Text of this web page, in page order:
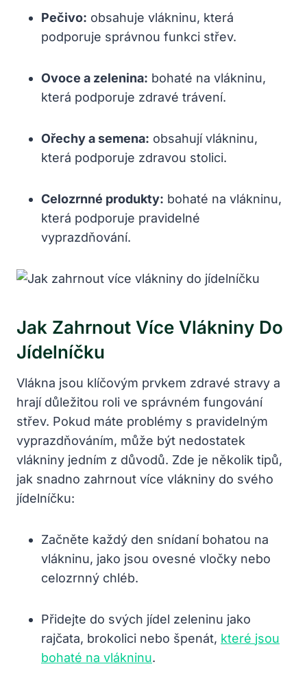
Pečivo: obsahuje vlákninu, která
podporuje správnou funkci střev.
Ovoce a zelenina: bohaté na vlákninu,
která podporuje zdravé trávení.
Ořechy a semena: obsahují vlákninu,
která podporuje zdravou stolici.
Celozrnné produkty: bohaté na vlákninu,
která podporuje pravidelné
vyprazdňování.
Jak Zahrnout Více Vlákniny Do
Jídelníčku
Vlákna jsou klíčovým prvkem zdravé stravy a
hrají důležitou roli ve správném fungování
střev. Pokud máte problémy s pravidelným
vyprazdňováním, může být nedostatek
vlákniny jedním z důvodů. Zde je několik tipů,
jak snadno zahrnout více vlákniny do svého
jídelníčku:
Začněte každý den snídaní bohatou na
vlákninu, jako jsou ovesné vločky nebo
celozrnný chléb.
Přidejte do svých jídel zeleninu jako
rajčata, brokolici nebo špenát, které jsou
bohaté na vlákninu.